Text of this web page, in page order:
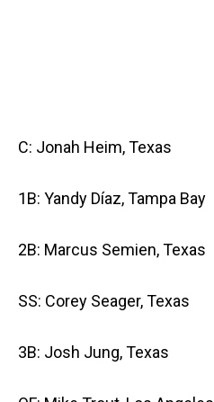
C: Jonah Heim, Texas
1B: Yandy Díaz, Tampa Bay
2B: Marcus Semien, Texas
SS: Corey Seager, Texas
3B: Josh Jung, Texas